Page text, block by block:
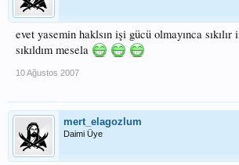
evet yasemin haklsın işi gücü olmayınca sıkılır
sıkıldım mesela
10 Ağustos 2007
mert_elagozlum
Daimi Üye